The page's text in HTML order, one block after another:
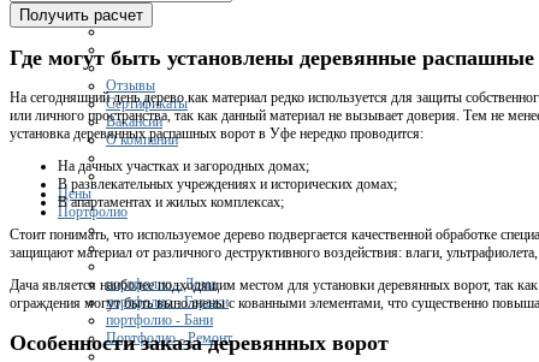
О нас
Отзывы
Сертификаты
Вакансии
О компании
Цены
Портфолио
портфолио - Дома
портфолио - Гаражи
портфолио - Бани
Портфолио - Ремонт
Получить расчет
Где могут быть установлены деревянные распашные
На сегодняшний день дерево как материал редко используется для защиты
или личного пространства, так как данный материал не вызывает доверия. Тем не
установка деревянных распашных ворот в Уфе нередко проводится:
На дачных участках и загородных домах;
В развлекательных учреждениях и исторических домах;
В апартаментах и жилых комплексах;
Стоит понимать, что используемое дерево подвергается качественной обработке
защищают материал от различного деструктивного воздействия: влаги,
Дача является наиболее подходящим местом для установки деревянных ворот, так
ограждения могут быть выполнены с кованными элементами, что существенно
Особенности заказа деревянных ворот